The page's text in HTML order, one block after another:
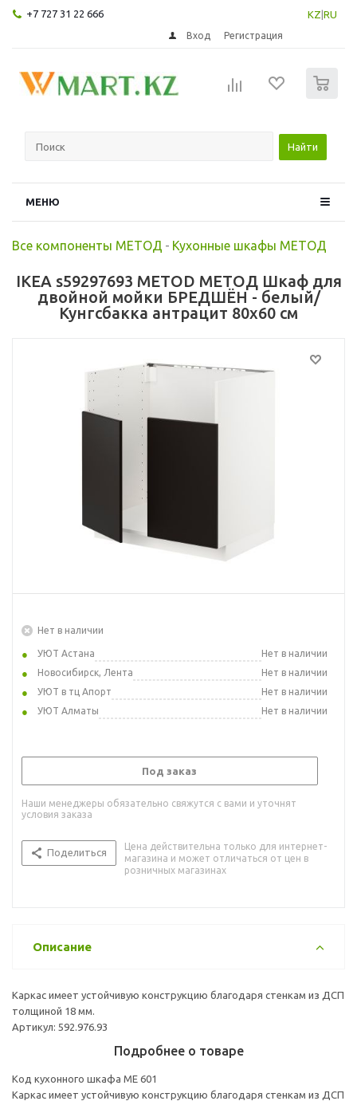
+7 727 31 22 666 KZ RU
Вход Регистрация
Найти
МЕНЮ
Все компоненты МЕТОД - Кухонные шкафы МЕТОД
IKEA s59297693 METOD МЕТОД Шкаф для
двойной мойки БРЕДШЁН - белый/
Кунгсбакка антрацит 80x60 см
Нет в наличии
УЮТ Астана
Нет в наличии
Новосибирск, Лента
Нет в наличии
УЮТ в тц Апорт
Нет в наличии
УЮТ Алматы
Нет в наличии
Под заказ
Наши менеджеры обязательно свяжутся с вами и уточнят
условия заказа
Поделиться
Цена действительна только для интернет-
магазина и может отличаться от цен в
розничных магазинах
Описание
Каркас имеет устойчивую конструкцию благодаря стенкам из ДСП
толщиной 18 мм.
Артикул: 592.976.93
Подробнее о товаре
Код кухонного шкафа ME 601
Каркас имеет устойчивую конструкцию благодаря стенкам из ДСП